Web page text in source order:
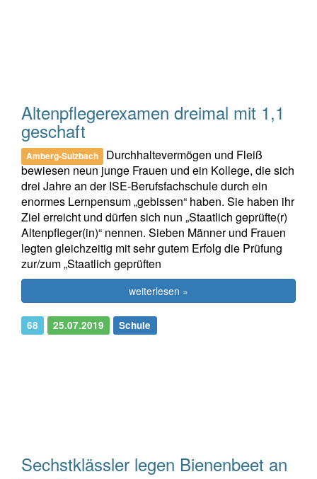
Altenpflegerexamen dreimal mit 1,1
geschaft
Amberg-Sulzbach
Durchhaltevermögen und Fleiß
bewiesen neun junge Frauen und ein Kollege, die sich
drei Jahre an der ISE-Berufsfachschule durch ein
enormes Lernpensum „gebissen“ haben. Sie haben ihr
Ziel erreicht und dürfen sich nun „Staatlich geprüfte(r)
Altenpfleger(in)“ nennen. Sieben Männer und Frauen
legten gleichzeitig mit sehr gutem Erfolg die Prüfung
zur/zum „Staatlich geprüften
weiterlesen »
68 25.07.2019 Schule
Sechstklässler legen Bienenbeet an